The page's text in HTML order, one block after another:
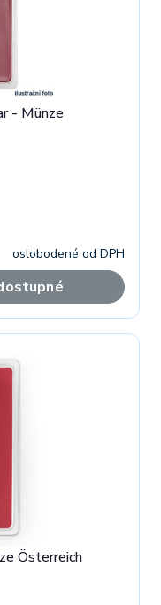
- Münze
oslobodené od DPH
Österreich